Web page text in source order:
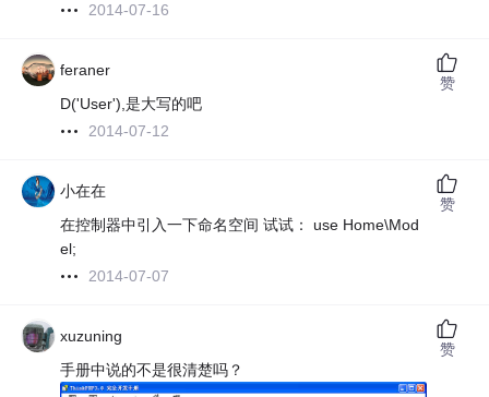
2014-07-16
feraner
D('User'),是大写的吧
2014-07-12
赞
小在在
在控制器中引入一下命名空间 试试： use Home\Mod
el;
2014-07-07
赞
xuzuning
手册中说的不是很清楚吗？
赞